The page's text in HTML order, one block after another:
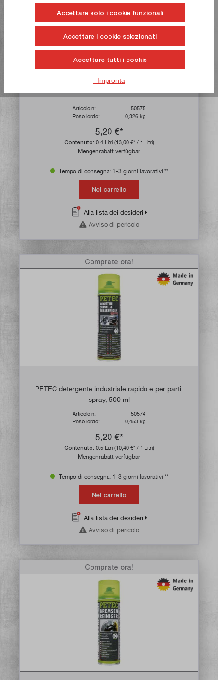
PETEC Kältespray Freeze, 400 ml
Articolo n:
50575
Peso lordo:
0,326 kg
5,20 €*
Contenuto: 0.4 Litri (13,00 €* / 1 Litri)
Mengenrabatt verfügbar
Tempo di consegna: 1-3 giorni lavorativi **
Nel carrello
Alla lista dei desideri
Avviso di pericolo
PETEC detergente industriale rapido e per parti,
spray, 500 ml
Articolo n:
50574
Peso lordo:
0,453 kg
5,20 €*
Contenuto: 0.5 Litri (10,40 €* / 1 Litri)
Mengenrabatt verfügbar
Comprate ora!
Tempo di consegna: 1-3 giorni lavorativi **
Nel carrello
Alla lista dei desideri
Avviso di pericolo
Comprate ora!
Accettare solo i cookie funzionali
Accettare i cookie selezionati
Accettare tutti i cookie
- Impronta